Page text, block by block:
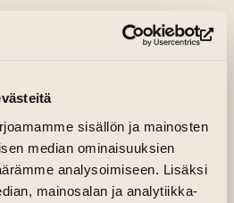
sisällön ja mainosten
median ominaisuuksien
analysoimiseen. Lisäksi
mainosalan ja analytiikka-
klo 18.00—23.00
4.2.2024 saakka.